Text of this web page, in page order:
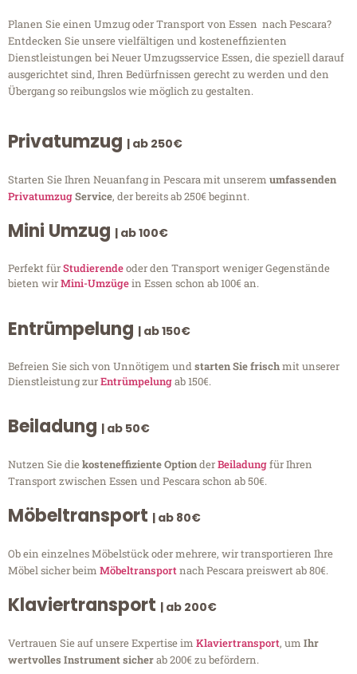
Planen Sie einen Umzug oder Transport von Essen nach Pescara?
Entdecken Sie unsere vielfältigen und kosteneffizienten
Dienstleistungen bei Neuer Umzugsservice Essen, die speziell darauf
ausgerichtet sind, Ihren Bedürfnissen gerecht zu werden und den
Übergang so reibungslos wie möglich zu gestalten.
Privatumzug | ab 250€
Starten Sie Ihren Neuanfang in Pescara mit unserem umfassenden
PrivatumzugService, der bereits ab 250€ beginnt.
Mini Umzug | ab 100€
Perfekt fürStudierendeoder den Transport weniger Gegenstände
bieten wirMini-Umzügein Essen schon ab 100€ an.
Entrümpelung | ab 150€
Befreien Sie sich von Unnötigem undstarten Sie frischmit unserer
Dienstleistung zurEntrümpelungab 150€.
Beiladung | ab 50€
Nutzen Sie diekosteneffiziente OptionderBeiladungfür Ihren
Transport zwischen Essen und Pescara schon ab 50€.
Möbeltransport | ab 80€
Ob ein einzelnes Möbelstück oder mehrere, wir transportieren Ihre
Möbel sicher beim Möbeltransportnach Pescara preiswert ab 80€.
Klaviertransport | ab 200€
Vertrauen Sie auf unsere Expertise im Klaviertransport, um Ihr
wertvolles Instrument sicherab 200€ zu befördern.